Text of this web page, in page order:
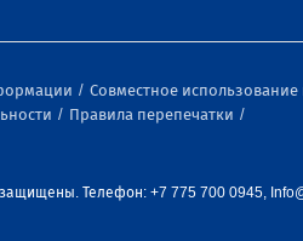
Совместное
Правила перепечатки
Телефон: +7 775 700 0945,